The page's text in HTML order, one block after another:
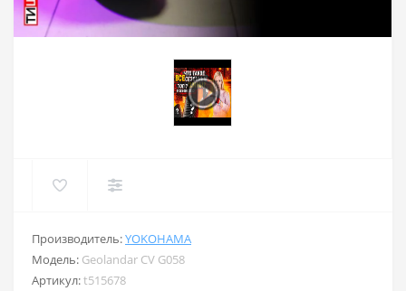
Производитель:YOKOHAMA
Модель: Geolandar CV G058
Артикул:t515678